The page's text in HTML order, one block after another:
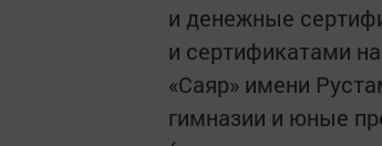
и денежные
и сертификатами
«Саяр» имени
гимназии и юные